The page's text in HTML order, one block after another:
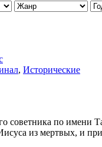
, Исторические
советника по имени
из мертвых, и